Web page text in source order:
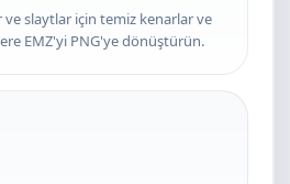
slaytlar için temiz kenarlar ve
EMZ'yi PNG'ye dönüştürün.